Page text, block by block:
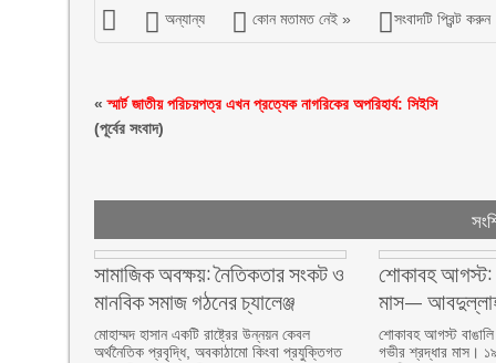
অন্যান্য কোন মতামত নেই » সংবাদটি প্রিন্ট করুন
«স্মার্ট জাতীয় পরিচয়পত্র এখন প্রত্যেক নাগরিকের অপরিহার্য: সিইসি
(পূর্বের সংবাদ)
সামাজিক অবক্ষয়: নৈতিকতার সংকট ও
মানবিক সমাজ গঠনের চ্যালেঞ্জ
মোহাম্মদ হাসান একটি রাষ্ট্রের উন্নয়ন কেবল
অর্থনৈতিক প্রবৃদ্ধি, অবকাঠামো কিংবা প্রযুক্তিগত
শোকাবহ আগস্ট:
মাস—
শোকাবহ আগস্ট
গভীর শ্রদ্ধার মাস।